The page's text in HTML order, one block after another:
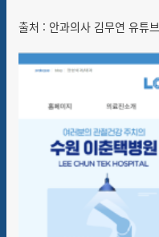
출처 : 안과의사 김무연 유튜브